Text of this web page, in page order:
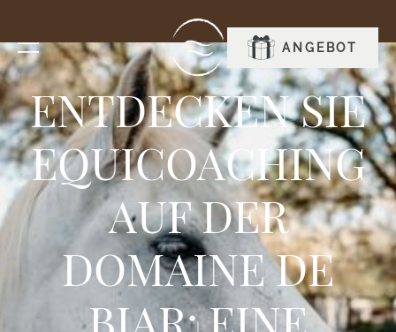
RESERVIEREN
ANGEBOT
ENTDECKEN SIE
EQUICOACHING
AUF DER
DOMAINE DE